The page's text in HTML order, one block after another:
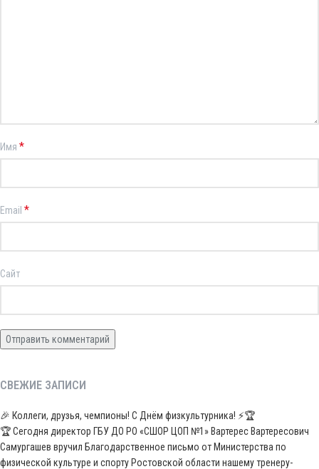
Имя *
Email *
Сайт
СВЕЖИЕ ЗАПИСИ
🎉 Коллеги, друзья, чемпионы! С Днём физкультурника! ⚡️🏆
🏆 Сегодня директор ГБУ ДО РО «СШОР ЦОП №1» Вартерес Вартересович
Самургашев вручил Благодарственное письмо от Министерства по
физической культуре и спорту Ростовской области нашему тренеру-